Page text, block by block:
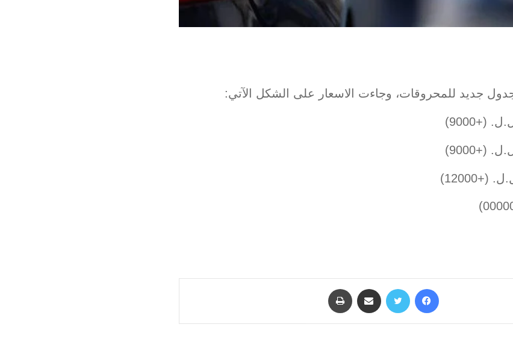
جديد للمحروقات، وجاءت الاسعار على الشكل الآتي:
فيسبوك تويتر مشاركة عبر البريد